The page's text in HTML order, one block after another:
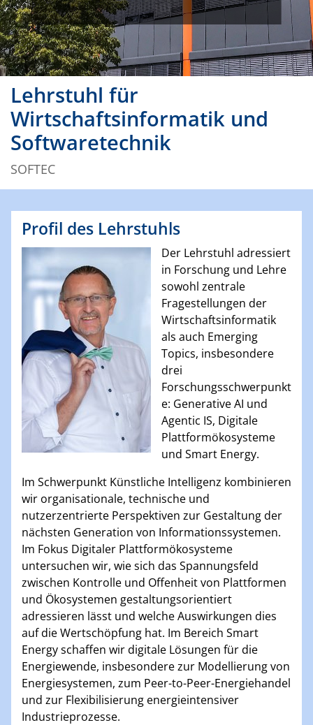
Lehrstuhl für
Wirtschaftsinformatik und
Softwaretechnik
SOFTEC
Profil des Lehrstuhls
Der Lehrstuhl adressiert
in Forschung und Lehre
sowohl zentrale
Fragestellungen der
Wirtschaftsinformatik
als auch Emerging
Topics, insbesondere
drei
Forschungsschwerpunkt
e: Generative AI und
Agentic IS, Digitale
Plattformökosysteme
und Smart Energy.
Im Schwerpunkt Künstliche Intelligenz kombinieren
wir organisationale, technische und
nutzerzentrierte Perspektiven zur Gestaltung der
nächsten Generation von Informationssystemen.
Im Fokus Digitaler Plattformökosysteme
untersuchen wir, wie sich das Spannungsfeld
zwischen Kontrolle und Offenheit von Plattformen
und Ökosystemen gestaltungsorientiert
adressieren lässt und welche Auswirkungen dies
auf die Wertschöpfung hat. Im Bereich Smart
Energy schaffen wir digitale Lösungen für die
Energiewende, insbesondere zur Modellierung von
Energiesystemen, zum Peer-to-Peer-Energiehandel
und zur Flexibilisierung energieintensiver
Industrieprozesse.